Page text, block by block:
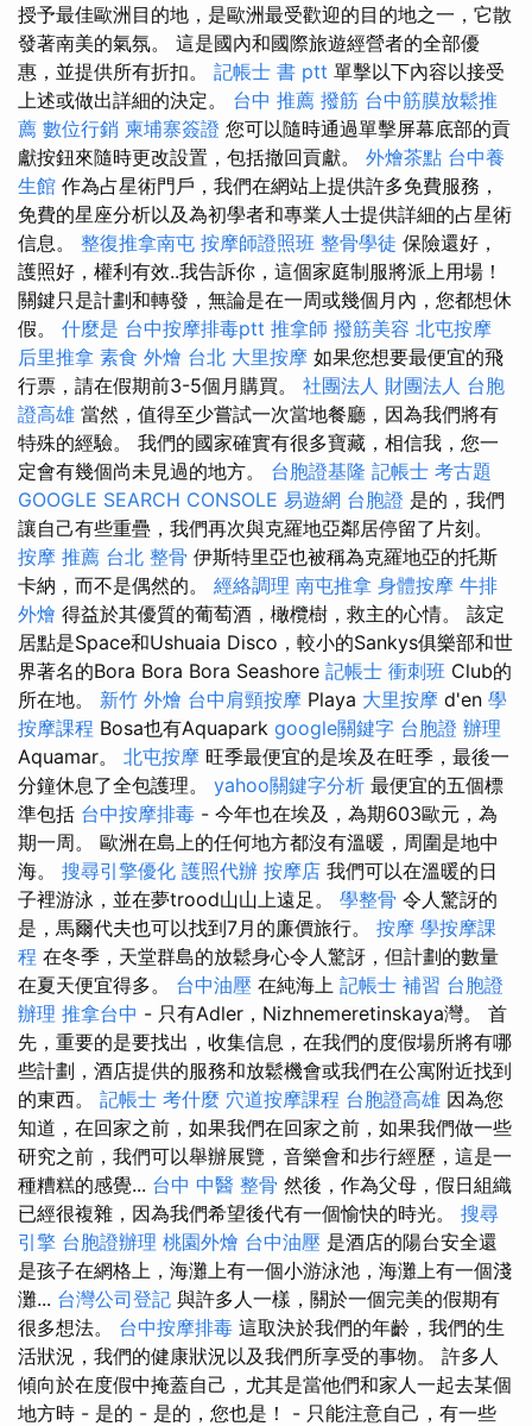
授予最佳歐洲目的地，是歐洲最受歡迎的目的地之一，它散
發著南美的氣氛。 這是國內和國際旅遊經營者的全部優
惠，並提供所有折扣。 記帳士 書 ptt 單擊以下內容以接受
上述或做出詳細的決定。 台中 推薦 撥筋 台中筋膜放鬆推
薦 數位行銷 柬埔寨簽證 您可以隨時通過單擊屏幕底部的貢
獻按鈕來隨時更改設置，包括撤回貢獻。 外燴茶點 台中養
生館 作為占星術門戶，我們在網站上提供許多免費服務，
免費的星座分析以及為初學者和專業人士提供詳細的占星術
信息。 整復推拿南屯 按摩師證照班 整骨學徒 保險還好，
護照好，權利有效..我告訴你，這個家庭制服將派上用場！
關鍵只是計劃和轉發，無論是在一周或幾個月內，您都想休
假。 什麼是 台中按摩排毒ptt 推拿師 撥筋美容 北屯按摩
后里推拿 素食 外燴 台北 大里按摩 如果您想要最便宜的飛
行票，請在假期前3-5個月購買。 社團法人 財團法人 台胞
證高雄 當然，值得至少嘗試一次當地餐廳，因為我們將有
特殊的經驗。 我們的國家確實有很多寶藏，相信我，您一
定會有幾個尚未見過的地方。 台胞證基隆 記帳士 考古題
GOOGLE SEARCH CONSOLE 易遊網 台胞證 是的，我們
讓自己有些重疊，我們再次與克羅地亞鄰居停留了片刻。
按摩 推薦 台北 整骨 伊斯特里亞也被稱為克羅地亞的托斯
卡納，而不是偶然的。 經絡調理 南屯推拿 身體按摩 牛排
外燴 得益於其優質的葡萄酒，橄欖樹，救主的心情。 該定
居點是Space和Ushuaia Disco，較小的Sankys俱樂部和世
界著名的Bora Bora Bora Seashore 記帳士 衝刺班 Club的
所在地。 新竹 外燴 台中肩頸按摩 Playa 大里按摩 d'en 學
按摩課程 Bosa也有Aquapark google關鍵字 台胞證 辦理
Aquamar。 北屯按摩 旺季最便宜的是埃及在旺季，最後一
分鐘休息了全包護理。 yahoo關鍵字分析 最便宜的五個標
準包括 台中按摩排毒 - 今年也在埃及，為期603歐元，為
期一周。 歐洲在島上的任何地方都沒有溫暖，周圍是地中
海。 搜尋引擎優化 護照代辦 按摩店 我們可以在溫暖的日
子裡游泳，並在夢trood山山上遠足。 學整骨 令人驚訝的
是，馬爾代夫也可以找到7月的廉價旅行。 按摩 學按摩課
程 在冬季，天堂群島的放鬆身心令人驚訝，但計劃的數量
在夏天便宜得多。 台中油壓 在純海上 記帳士 補習 台胞證
辦理 推拿台中 - 只有Adler，Nizhnemeretinskaya灣。 首
先，重要的是要找出，收集信息，在我們的度假場所將有哪
些計劃，酒店提供的服務和放鬆機會或我們在公寓附近找到
的東西。 記帳士 考什麼 穴道按摩課程 台胞證高雄 因為您
知道，在回家之前，如果我們在回家之前，如果我們做一些
研究之前，我們可以舉辦展覽，音樂會和步行經歷，這是一
種糟糕的感覺... 台中 中醫 整骨 然後，作為父母，假日組織
已經很複雜，因為我們希望後代有一個愉快的時光。 搜尋
引擎 台胞證辦理 桃園外燴 台中油壓 是酒店的陽台安全還
是孩子在網格上，海灘上有一個小游泳池，海灘上有一個淺
灘... 台灣公司登記 與許多人一樣，關於一個完美的假期有
很多想法。 台中按摩排毒 這取決於我們的年齡，我們的生
活狀況，我們的健康狀況以及我們所享受的事物。 許多人
傾向於在度假中掩蓋自己，尤其是當他們和家人一起去某個
地方時 - 是的 - 是的，您也是！ - 只能注意自己，有一些